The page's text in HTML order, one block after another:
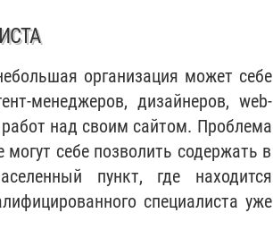
организация может себе
менеджеров, дизайнеров, web-
над своим сайтом. Проблема
себе позволить содержать в
пункт, где находится
специалиста уже